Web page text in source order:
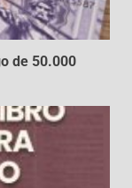
de 50.000